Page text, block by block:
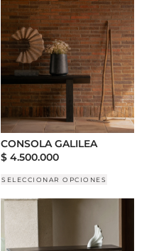
CONSOLA GALILEA
$ 4.500.000
SELECCIONAR OPCIONES